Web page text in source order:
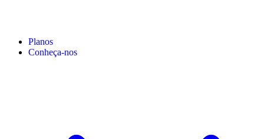
Planos
Conheça-nos